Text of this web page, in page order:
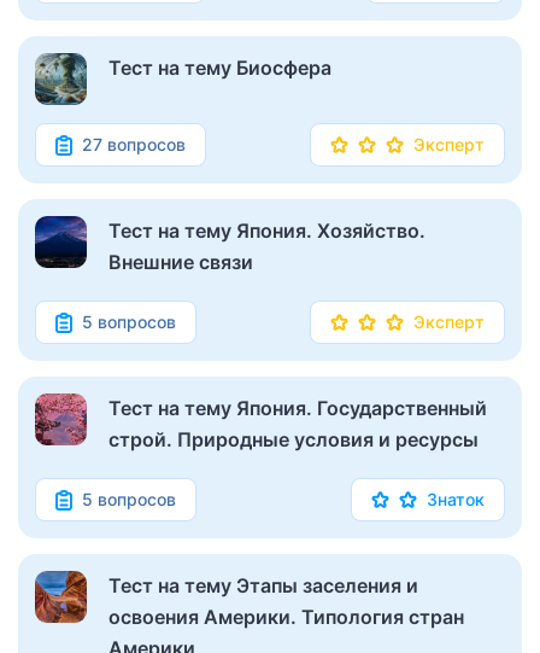
Тест на тему Биосфера
27 вопросов Эксперт
Тест на тему Япония. Хозяйство.
Внешние связи
5 вопросов Эксперт
Тест на тему Япония. Государственный
строй. Природные условия и ресурсы
5 вопросов Знаток
Тест на тему Этапы заселения и
освоения Америки. Типология стран
Америки